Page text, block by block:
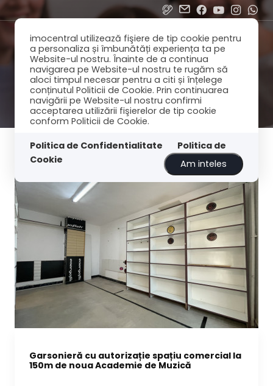
imocentral utilizează fişiere de tip cookie pentru
a personaliza și îmbunătăți experiența ta pe
Website-ul nostru. Înainte de a continua
navigarea pe Website-ul nostru te rugăm să
aloci timpul necesar pentru a citi și înțelege
conținutul Politicii de Cookie. Prin continuarea
navigării pe Website-ul nostru confirmi
acceptarea utilizării fişierelor de tip cookie
conform Politicii de Cookie.
Politica de Confidentialitate
Politica de
Cookie
Am inteles
Garsonieră cu autorizație spațiu comercial la
150m de noua Academie de Muzică